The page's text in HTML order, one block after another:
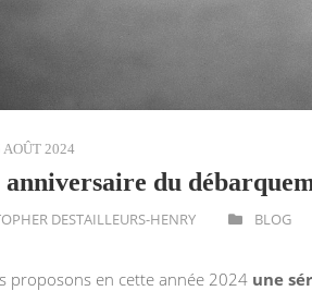
AOÛT 2024
anniversaire du
DESTAILLEURS-HENRY BLOG
proposons en cette année 2024 une